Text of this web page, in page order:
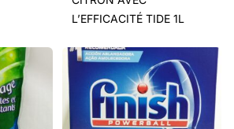
L’EFFICACITÉ TIDE 1L